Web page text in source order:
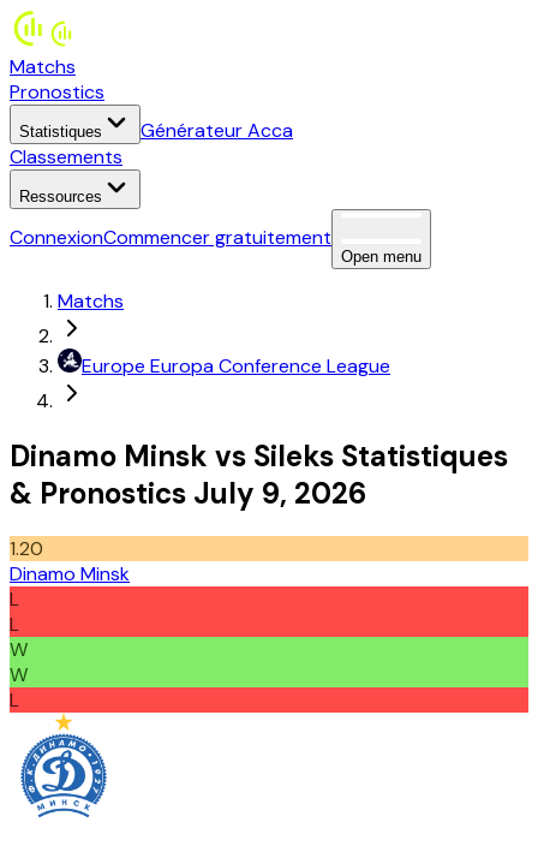
Matchs
Pronostics
Statistiques
Générateur Acca
Classements
Ressources
ConnexionCommencer gratuitement
Open menu
Matchs
Europe Europa Conference League
Dinamo Minsk vs Sileks Statistiques
& Pronostics July 9, 2026
1.20
Dinamo Minsk
L
L
W
W
L